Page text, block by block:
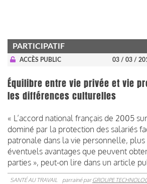
PARTICIPATIF
ACCÈS PUBLIC 03 / 03 /
Équilibre entre vie privée et vie
les différences culturelles
« L’accord national français de 2005
dominé par la protection des salariés
patronale dans la vie personnelle,
éventuels avantages que peuvent
parties », peut-on lire dans un article
SANTÉ AU TRAVAIL parrainé parGROUPE